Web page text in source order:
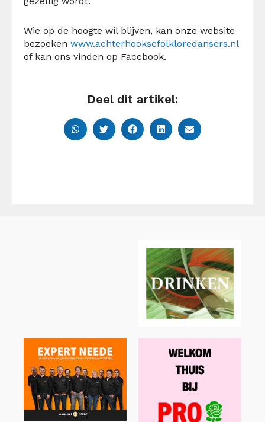
Wie op de hoogte wil blijven, kan onze website
bezoeken www.achterhooksefolkloredansers.nl
of kan ons vinden op Facebook.
Deel dit artikel: